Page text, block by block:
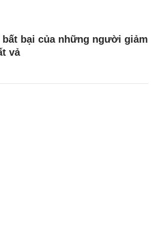
bất bại của những người giảm
vả